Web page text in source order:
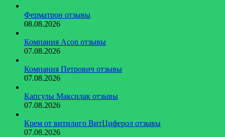
Ферматрон отзывы
08.08.2026
Компания Acon отзывы
07.08.2026
Компания Петрович отзывы
07.08.2026
Капсулы Максилак отзывы
07.08.2026
Крем от витилиго ВитЦиферол отзывы
07.08.2026